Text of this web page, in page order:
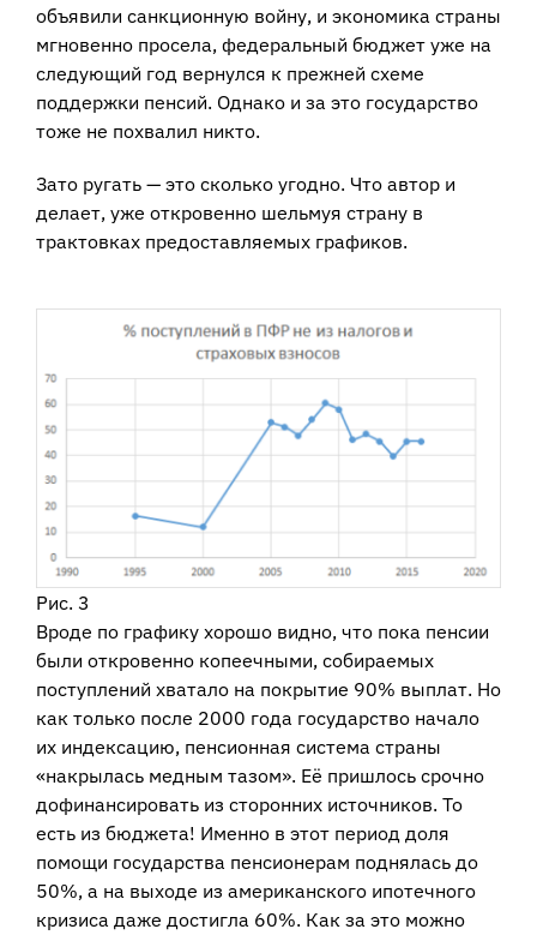
объявили санкционную войну, и экономика страны
мгновенно просела, федеральный бюджет уже на
следующий год вернулся к прежней схеме
поддержки пенсий. Однако и за это государство
тоже не похвалил никто.
Зато ругать — это сколько угодно. Что автор и
делает, уже откровенно шельмуя страну в
трактовках предоставляемых графиков.
Рис. 3
Вроде по графику хорошо видно, что пока пенсии
были откровенно копеечными, собираемых
поступлений хватало на покрытие 90% выплат. Но
как только после 2000 года государство начало
их индексацию, пенсионная система страны
«накрылась медным тазом». Её пришлось срочно
дофинансировать из сторонних источников. То
есть из бюджета! Именно в этот период доля
помощи государства пенсионерам поднялась до
50%, а на выходе из американского ипотечного
кризиса даже достигла 60%. Как за это можно